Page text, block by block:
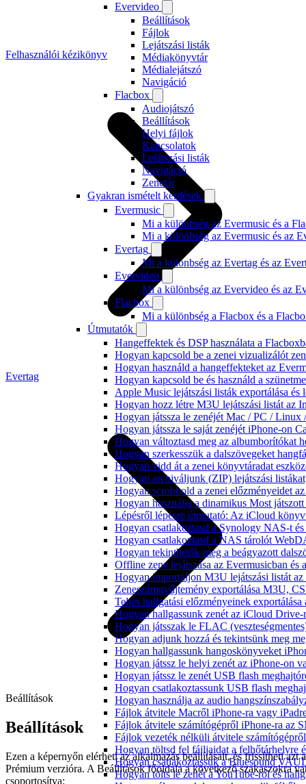
Evervideo
Beállítások
Fájlok
Lejátszási listák
Médiakönyvtár
Médialejátszó
Navigáció
Flacbox
Audiojátszó
Beállítások
Helyi fájlok
Kapcsolatok
Lejátszási listák
Navigáció
Zenetár
Gyakran ismételt kérdések
Evermusic
Mi a különbség az Evermusic és a
Mi a különbség az Evermusic és az
Evertag
Mi a különbség az Evertag és az
Evervideo
Mi a különbség az Evervideo és az
Flacbox
Mi a különbség a Flacbox és a
Útmutatók
Hangeffektek és DSP használata a
Hogyan kapcsold be a zenei vizualizálót
Hogyan használd a hangeffekteket az
Hogyan kapcsold be és használd a
Apple Music lejátszási listák exportálása és
Hogyan hozz létre M3U lejátszási listát az
Hogyan játssza le zenéjét Mac / PC /
Hogyan játssza le saját zenéjét iPhone-on
Hogyan változtasd meg az albumborítókat
Hogyan szerkesszük a dalszövegeket
Hogyan vidd át a zenei könyvtáradat
Hogyan archiváljunk (ZIP) lejátszási
Hogyan scrobbold a zenei előzményeidet
Hogyan használja a dinamikus Most
Lépésről lépésre útmutató: Az iCloud
Hogyan csatlakoztasd a Synology NAS-t
Hogyan csatlakoztasd a NAS tárolót
Hogyan tekinthetők meg a beágyazott
Offline zene lejátszása az Evermusicban
Hogyan importáljon M3U lejátszási listát az
Zeneszámgyűjtemény exportálása M3U,
Teljes hallgatási előzményeinek
Hogyan hallgassunk zenét az iCloud
Hogyan játsszak le FLAC
Hogyan adjunk hozzá és tekintsünk meg
Hogyan hallgassunk hangoskönyveket
Hogyan játssz le helyi zenét az iPhone-on
Hogyan játssz le zenét USB flash
Hogyan csatlakoztassunk USB flash
Hogyan használja az audio
Fájlok átvitele Macről iPhone-ra vagy
Fájlok átvitele számítógépről iPhone-ra az
Fájlok vezeték nélküli átvitele
Hogyan töltsd fel fájljaidat a felhőtárhelyre
Hogyan csatlakoztassuk a Bluesound
Hogyan tölts le zenét a YouTube-ról és
Felhasználói kézikönyv
Evertag
Beállítások
Beállítások
Ezen a képernyőn elérheti az alkalmazás beállításait, és frissítheti azt a
Prémium verzióra. A Beállítások főoldala a következő szakaszokra
csoportosítva: